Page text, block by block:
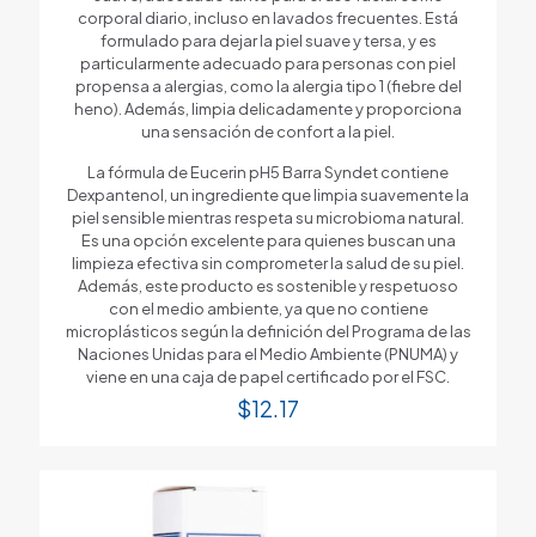
corporal diario, incluso en lavados frecuentes. Está
formulado para dejar la piel suave y tersa, y es
particularmente adecuado para personas con piel
propensa a alergias, como la alergia tipo 1 (fiebre del
heno). Además, limpia delicadamente y proporciona
una sensación de confort a la piel.
La fórmula de Eucerin pH5 Barra Syndet contiene
Dexpantenol, un ingrediente que limpia suavemente la
piel sensible mientras respeta su microbioma natural.
Es una opción excelente para quienes buscan una
limpieza efectiva sin comprometer la salud de su piel.
Además, este producto es sostenible y respetuoso
con el medio ambiente, ya que no contiene
microplásticos según la definición del Programa de las
Naciones Unidas para el Medio Ambiente (PNUMA) y
viene en una caja de papel certificado por el FSC.
$12.17